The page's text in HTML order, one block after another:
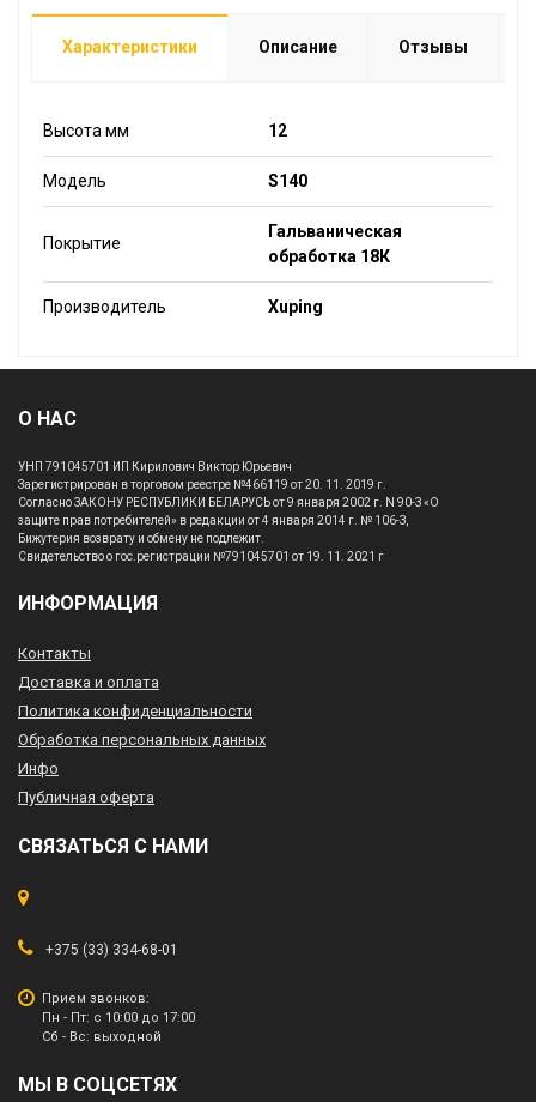
Характеристики Описание Отзывы
Высота мм 12
Модель S140
Покрытие
Гальваническая
обработка 18К
Производитель Xuping
О НАС
УНП 791045701 ИП Кирилович Виктор Юрьевич
Зарегистрирован в торговом реестре №466119 от 20. 11. 2019 г.
Согласно ЗАКОНУ РЕСПУБЛИКИ БЕЛАРУСЬ от 9 января 2002 г. N 90-З «О
защите прав потребителей» в редакции от 4 января 2014 г. № 106-З,
Бижутерия возврату и обмену не подлежит.
Свидетельство о гос.регистрации №791045701 от 19. 11. 2021 г
ИНФОРМАЦИЯ
Контакты
Доставка и оплата
Политика конфиденциальности
Обработка персональных данных
Инфо
Публичная оферта
СВЯЗАТЬСЯ С НАМИ
+375 (33) 334-68-01
Прием звонков:
Пн - Пт: с 10:00 до 17:00
Сб - Вс: выходной
МЫ В СОЦСЕТЯХ